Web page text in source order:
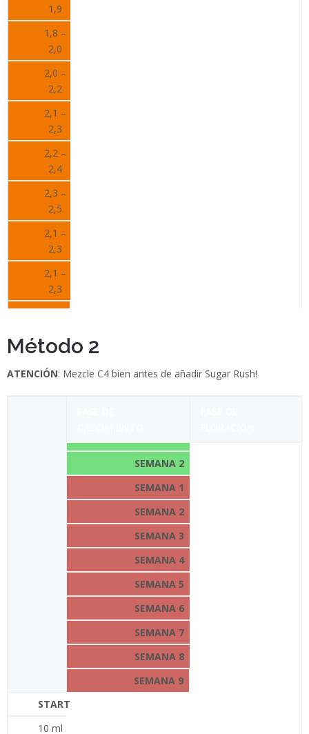
1,9
1,8 –
2,0
2,0 –
2,2
2,1 –
2,3
2,2 –
2,4
2,3 –
2,5
2,1 –
2,3
2,1 –
2,3
Método 2
ATENCIÓN: Mezcle C4 bien antes de añadir Sugar Rush!
SEMANA 1
SEMANA 2
SEMANA 1
SEMANA 2
SEMANA 3
SEMANA 4
SEMANA 5
SEMANA 6
SEMANA 7
SEMANA 8
SEMANA 9
START
10 ml